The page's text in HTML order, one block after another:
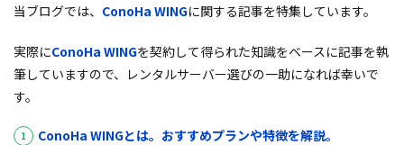
当ブログでは、 ConoHa WINGに関する記事を特集しています。
実際にConoHa WINGを契約して得られた知識をベースに記事を執
筆していますので、レンタルサーバー選びの一助になれば幸いで
す。
ConoHa WINGとは。おすすめプランや特徴を解説。